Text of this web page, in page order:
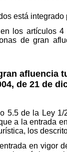
está integrado
los artículos
de gran
afluencia
de 21 de
5.5 de la Ley
a la entrada
los
en vigor